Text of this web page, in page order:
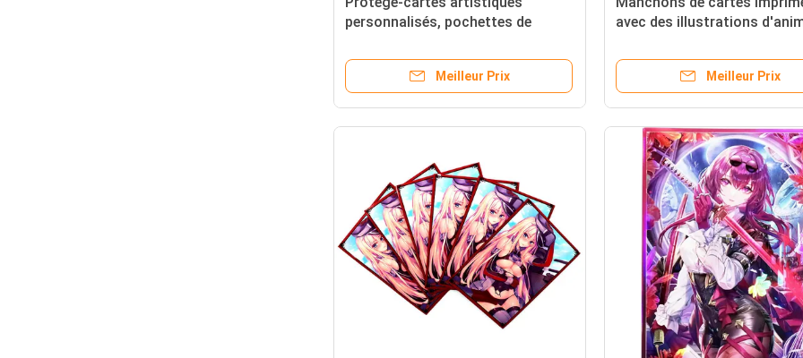
personnalisés, pochettes de
de jeu MTG style anime.
Meilleur Prix
avec des illustrations
manchons de cartes de jeu
Meilleur Prix